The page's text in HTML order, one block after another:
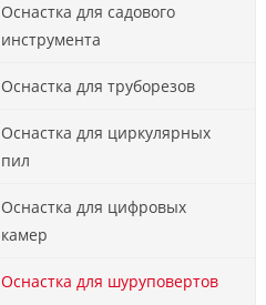
Оснастка для садового
инструмента
Оснастка для труборезов
Оснастка для циркулярных
пил
Оснастка для цифровых
камер
Оснастка для шуруповертов